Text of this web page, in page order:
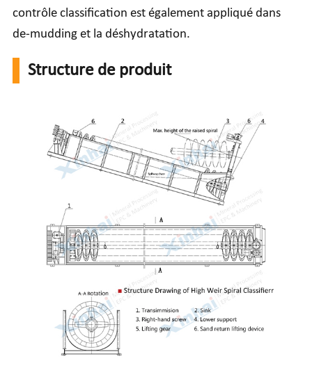
contrôle classification est également appliqué dans
de-mudding et la déshydratation.
Structure de produit